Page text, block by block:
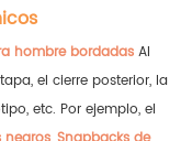
hombre bordadas Al
el cierre posterior, la
etc. Por ejemplo, el